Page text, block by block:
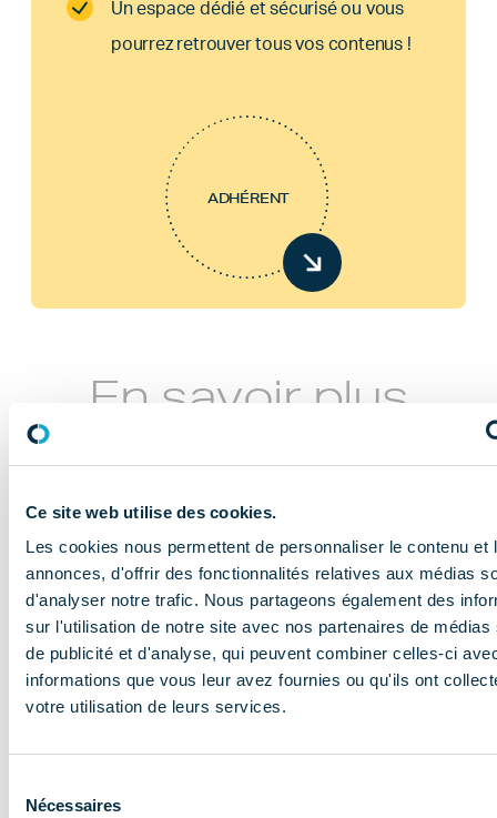
Ce site web utilise des cookies.
Les cookies nous permettent de personnaliser le contenu et
annonces, d'offrir des fonctionnalités relatives aux médias
d'analyser notre trafic. Nous partageons également des
sur l'utilisation de notre site avec nos partenaires de médias
de publicité et d'analyse, qui peuvent combiner celles-ci
informations que vous leur avez fournies ou qu'ils ont
votre utilisation de leurs services.
Nécessaires
Un espace dédié et sécurisé ou vous
pourrez retrouver tous vos contenus !
ADHÉRENT
En savoir plus
NOS MISSIONS
Le COMIDENT
apporte son
entreprises et
les accompagne